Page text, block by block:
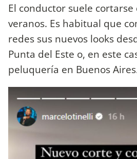
El conductor suele
veranos. Es habitual que
redes sus nuevos looks
Punta del Este o, en este
peluquería en Buenos